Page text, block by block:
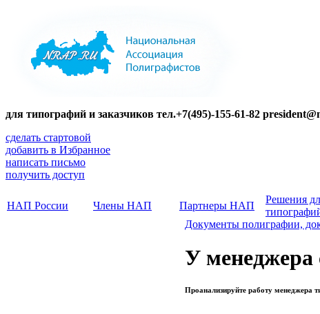
для типографий и заказчиков тел.+7(495)-155-61-82
сделать стартовой
добавить в Избранное
написать письмо
получить доступ
НАП России Члены НАП Партнеры НАП
Решения
Документы полиграфии,
У
Проанализируйте работу менеджера